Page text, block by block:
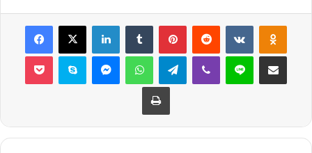
Facebook
X LinkedInTumblr PinterestReddit VKontakte
Pocket Skype MessengerWhatsAppTelegramViber Line E-Posta ile
Yazdır